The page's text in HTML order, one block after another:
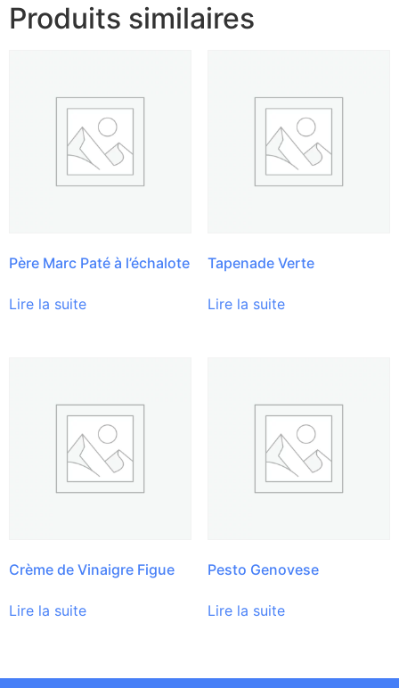
Produits similaires
Père Marc Paté à l’échalote
Lire la suite
Tapenade Verte
Lire la suite
Crème de Vinaigre Figue
Lire la suite
Pesto Genovese
Lire la suite